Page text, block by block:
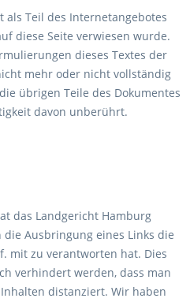
als Teil des Internetangebotes
diese Seite verwiesen wurde.
dieses Textes der
mehr oder nicht vollständig
übrigen Teile des Dokumentes
davon unberührt.
das Landgericht Hamburg
Ausbringung eines Links die
mit zu verantworten hat. Dies
verhindert werden, dass man
distanziert. Wir haben